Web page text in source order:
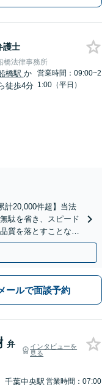
護士
橋法律事務所
橋駅 か
徒歩4分
営業時間：09:00~2
1:00（平日）
計20,000件超】当法
駄を省き、スピード
質を落とすことな
す。
ールで面談予約
弁
インタビューを
見る
千葉中央駅 営業時間：07:00